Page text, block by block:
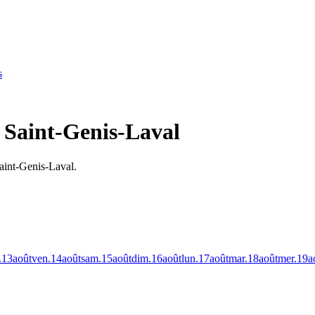
Saint-Genis-Laval
Genis-Laval.
13aoûtven.14aoûtsam.15aoûtdim.16aoûtlun.17aoûtmar.18aoûtmer.19